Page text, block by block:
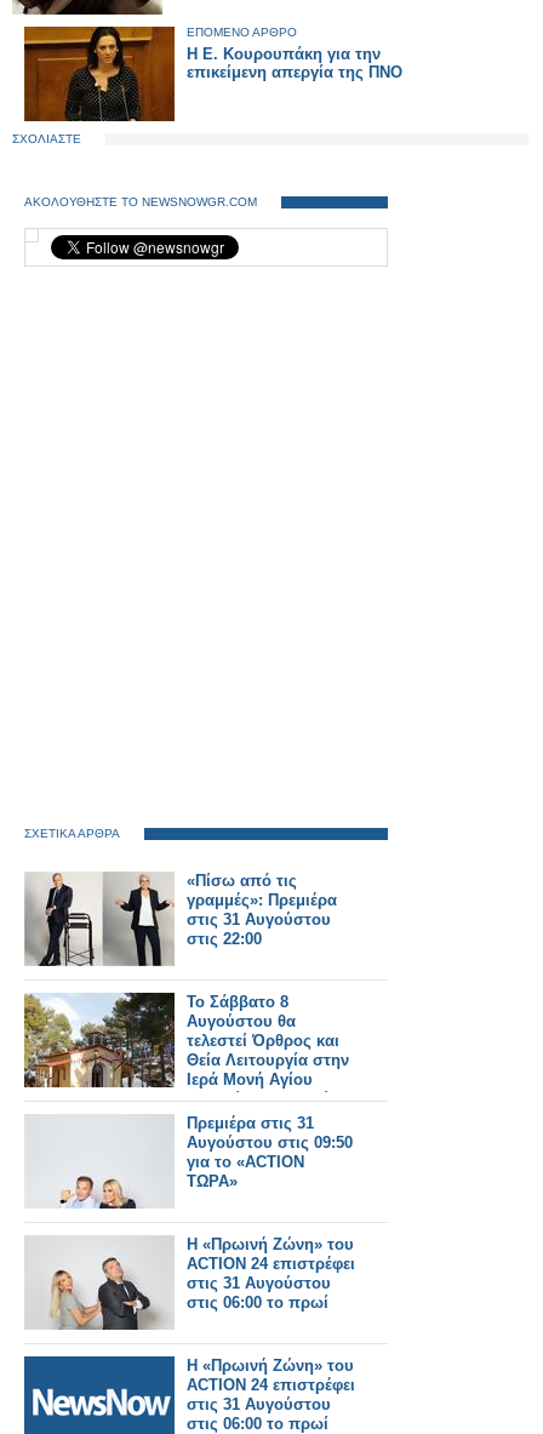
ΕΠΟΜΕΝΟ ΑΡΘΡΟ
Η Ε. Κουρουπάκη για την
επικείμενη απεργία της ΠΝΟ
ΣΧΟΛΙΑΣΤΕ
ΑΚΟΛΟΥΘΗΣΤΕ ΤΟ NEWSNOWGR.COM
ΣΧΕΤΙΚΑ ΑΡΘΡΑ
«Πίσω από τις
γραμμές»: Πρεμιέρα
στις 31 Αυγούστου
στις 22:00
Το Σάββατο 8
Αυγούστου θα
τελεστεί Όρθρος και
Θεία Λειτουργία στην
Ιερά Μονή Αγίου
Γεωργίου Αστακού
στις 07:00 το πρωί.
Πρεμιέρα στις 31
Αυγούστου στις 09:50
για το «ACTION
ΤΩΡΑ»
Η «Πρωινή Ζώνη» του
ACTION 24 επιστρέφει
στις 31 Αυγούστου
στις 06:00 το πρωί
Η «Πρωινή Ζώνη» του
ACTION 24 επιστρέφει
στις 31 Αυγούστου
στις 06:00 το πρωί